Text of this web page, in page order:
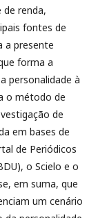
renda,
fontes de
a presente
forma a
personalidade à
o método de
de
em bases de
de Periódicos
o Scielo e o
em suma, que
um cenário